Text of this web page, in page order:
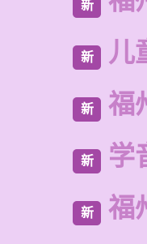
新
新 儿
新 福
新 学
新 福